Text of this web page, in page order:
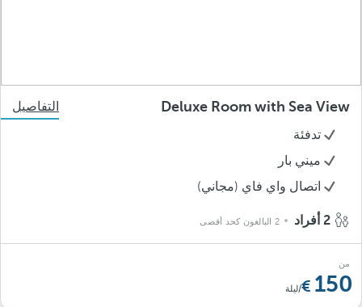
Deluxe Room with Sea View
التفاصيل
تدفئة
ميني بار
اتصال واي فاي (مجاني)
2 البالغون كحد أقصى
من
150 /ليلة